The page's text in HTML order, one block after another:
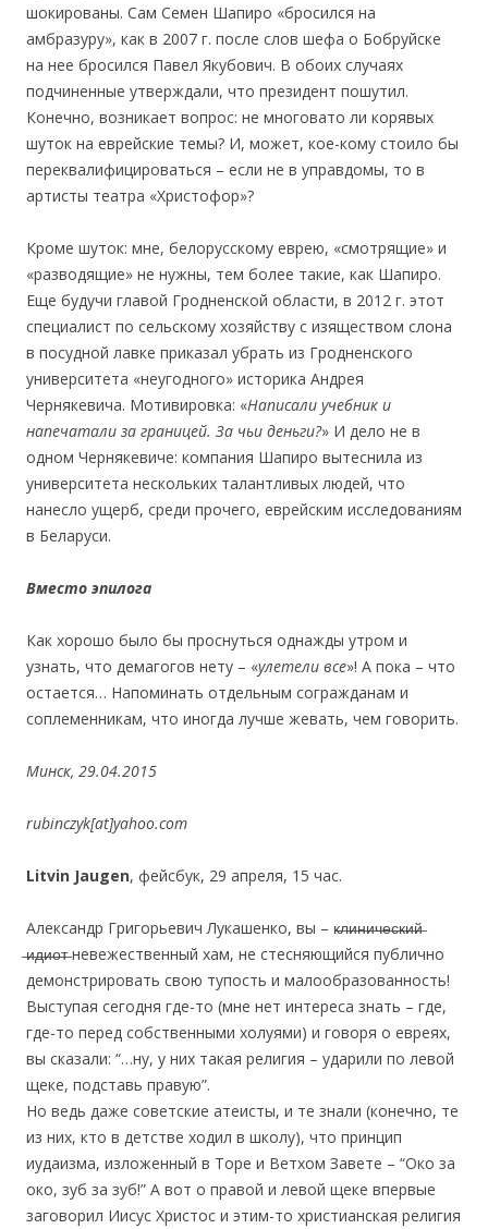
шокированы. Сам Семен Шапиро «бросился на
амбразуру», как в 2007 г. после слов шефа о Бобруйске
на нее бросился Павел Якубович. В обоих случаях
подчиненные утверждали, что президент пошутил.
Конечно, возникает вопрос: не многовато ли корявых
шуток на еврейские темы? И, может, кое-кому стоило бы
переквалифицироваться – если не в управдомы, то в
артисты театра «Христофор»?
Кроме шуток: мне, белорусскому еврею, «смотрящие» и
«разводящие» не нужны, тем более такие, как Шапиро.
Еще будучи главой Гродненской области, в 2012 г. этот
специалист по сельскому хозяйству с изяществом слона
в посудной лавке приказал убрать из Гродненского
университета «неугодного» историка Андрея
Чернякевича. Мотивировка: «Написали учебник и
напечатали за границей. За чьи деньги?» И дело не в
одном Чернякевиче: компания Шапиро вытеснила из
университета нескольких талантливых людей, что
нанесло ущерб, среди прочего, еврейским исследованиям
в Беларуси.
Вместо эпилога
Как хорошо было бы проснуться однажды утром и
узнать, что демагогов нету – «улетели все»! А пока – что
остается… Напоминать отдельным согражданам и
соплеменникам, что иногда лучше жевать, чем говорить.
Минск, 29.04.2015
rubinczyk[at]yahoo.com
Litvin Jaugen, фейсбук, 29 апреля, 15 час.
Александр Григорьевич Лукашенко, вы – к̶л̶и̶н̶и̶ч̶е̶с̶к̶и̶й̶
̶и̶д̶и̶о̶т̶ невежественный хам, не стесняющийся публично
демонстрировать свою тупость и малообразованность!
Выступая сегодня где-то (мне нет интереса знать – где,
где-то перед собственными холуями) и говоря о евреях,
вы сказали: “…ну, у них такая религия – ударили по левой
щеке, подставь правую”.
Но ведь даже советские атеисты, и те знали (конечно, те
из них, кто в детстве ходил в школу), что принцип
иудаизма, изложенный в Торе и Ветхом Завете – “Око за
око, зуб за зуб!” А вот о правой и левой щеке впервые
заговорил Иисус Христос и этим-то христианская религия